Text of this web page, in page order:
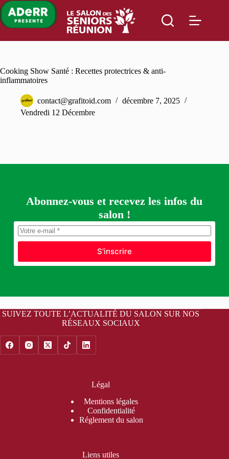
Passer
au
contenu
Cooking Show Santé : Recettes protectrices & anti-
inflammatoires
contact@grafitoid.com
décembre 7, 2025
Vendredi 12 Décembre
Abonnez-vous et recevez les infos du
salon !
S’inscrire
SUIVEZ TOUTE L’ACTUALITÉ DU SALON SUR NOS
RÉSEAUX SOCIAUX
Légal
Mentions légales
Confidentialité
Réglement du salon
Liens utiles